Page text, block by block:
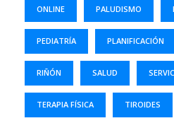
ONLINE PALUDISMO
PEDIATRÍA PLANIFICACIÓN
RIÑÓN SALUD
TERAPIA FÍSICA TIROIDES